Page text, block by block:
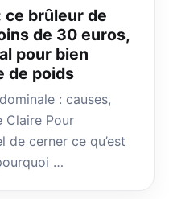
ce brûleur de
de 30 euros,
pour bien
de poids
: causes,
Claire Pour
de cerner ce qu’est
…